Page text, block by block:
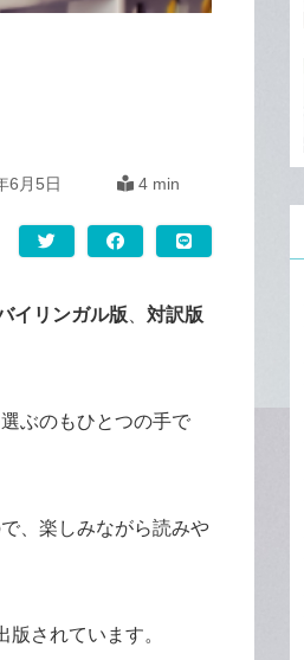
6月5日 4 min
イリンガル版
対訳版
ぶのもひとつの手で
、楽しみながら読みや
されています。